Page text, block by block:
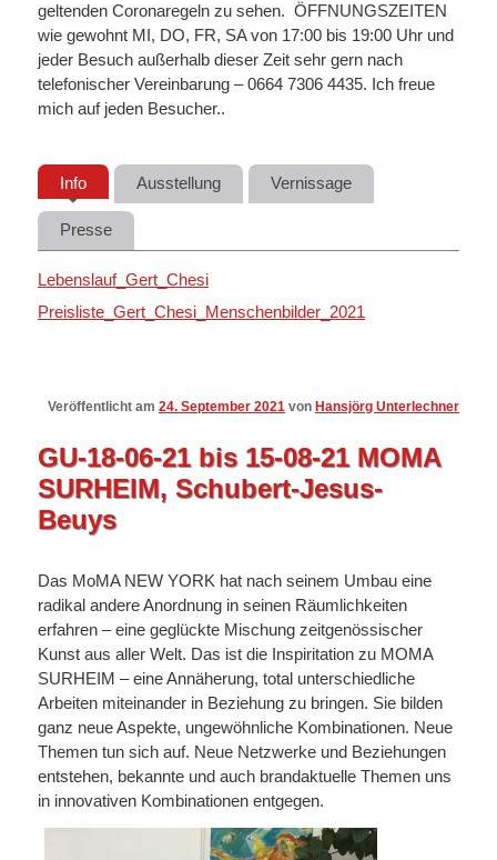
geltenden Coronaregeln zu sehen. ÖFFNUNGSZEITEN
wie gewohnt MI, DO, FR, SA von 17:00 bis 19:00 Uhr und
jeder Besuch außerhalb dieser Zeit sehr gern nach
telefonischer Vereinbarung – 0664 7306 4435. Ich freue
mich auf jeden Besucher..
Info Ausstellung Vernissage
Presse
Lebenslauf_Gert_Chesi
Preisliste_Gert_Chesi_Menschenbilder_2021
Veröffentlicht am 24. September 2021 von Hansjörg Unterlechner
GU-18-06-21 bis 15-08-21 MOMA
SURHEIM, Schubert-Jesus-
Beuys
Das MoMA NEW YORK hat nach seinem Umbau eine
radikal andere Anordnung in seinen Räumlichkeiten
erfahren – eine geglückte Mischung zeitgenössischer
Kunst aus aller Welt. Das ist die Inspiritation zu MOMA
SURHEIM – eine Annäherung, total unterschiedliche
Arbeiten miteinander in Beziehung zu bringen. Sie bilden
ganz neue Aspekte, ungewöhnliche Kombinationen. Neue
Themen tun sich auf. Neue Netzwerke und Beziehungen
entstehen, bekannte und auch brandaktuelle Themen uns
in innovativen Kombinationen entgegen.